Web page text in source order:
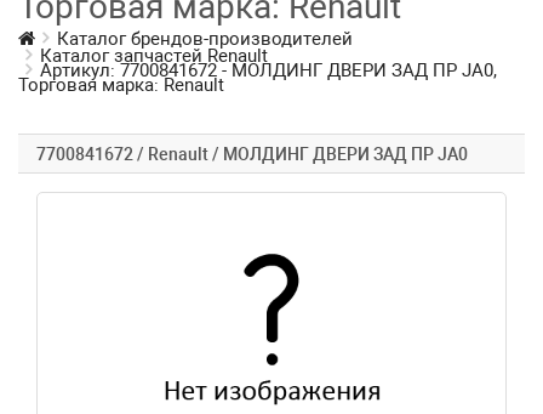
Каталог брендов-производителей
Каталог запчастей Renault
Артикул: 7700841672 - МОЛДИНГ ДВЕРИ ЗАД ПР JA0,
Торговая марка: Renault
7700841672 / Renault / МОЛДИНГ ДВЕРИ ЗАД ПР JA0